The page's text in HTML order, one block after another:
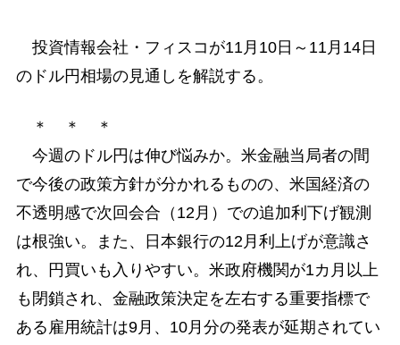
投資情報会社・フィスコが11月10日～11月14日
のドル円相場の見通しを解説する。
＊ ＊ ＊
今週のドル円は伸び悩みか。米金融当局者の間
で今後の政策方針が分かれるものの、米国経済の
不透明感で次回会合（12月）での追加利下げ観測
は根強い。また、日本銀行の12月利上げが意識さ
れ、円買いも入りやすい。米政府機関が1カ月以上
も閉鎖され、金融政策決定を左右する重要指標で
ある雇用統計は9月、10月分の発表が延期されてい